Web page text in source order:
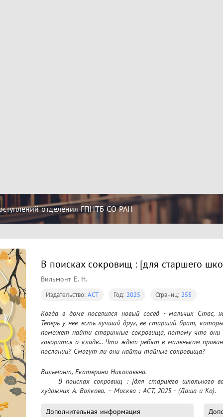
отделения ГПНТБ СО РАН
В поисках сокровищ : [для старшего
Вильмонт Е. Н.
Издательство: АСТ Год: 2025 Страниц: 255
Когда в доме поселился новый сосед - мальчик Стас,
Теперь у нее есть лучший друг, ее старший брат,
поможет найти старинные сокровища, потому что они
говорится о кладе... Что ждет ребят в маленьком
послании? Смогут ли они найти тайные сокровища?
Вильмонт, Екатерина Николаевна.
художник А. Волкова. – Москва : АСТ, 2025 - (Даша и Ко).
Дополнительная информация